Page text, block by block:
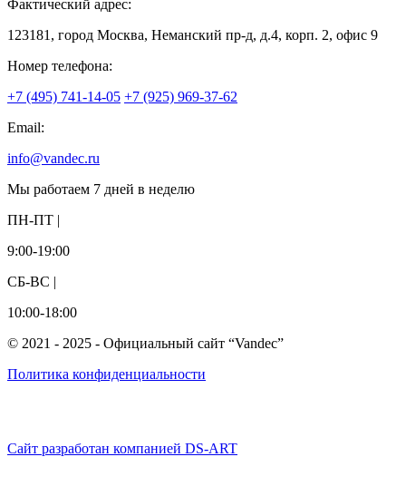
Фактический адрес:
123181, город Москва, Неманский пр-д, д.4, корп. 2, офис 9
Номер телефона:
+7 (495) 741-14-05 +7 (925) 969-37-62
Email:
info@vandec.ru
Мы работаем 7 дней в неделю
ПН-ПТ |
9:00-19:00
СБ-ВС |
10:00-18:00
© 2021 - 2025 - Официальный сайт “Vandec”
Политика конфиденциальности
Сайт разработан компанией DS-ART